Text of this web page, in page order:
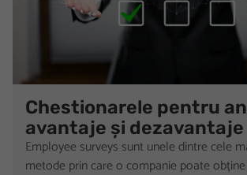
Chestionarele pentru
avantaje și dezavantaje
Employee surveys sunt unele dintre cele
metode prin care o companie poate